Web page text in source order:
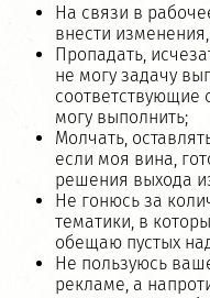
На связи в
внести
Пропадать,
не могу задачу
соответствующие
могу выполнить;
Молчать,
если моя вина,
решения выхода
Не гонюсь за
тематики, в
обещаю пустых
Не пользуюсь
рекламе, а